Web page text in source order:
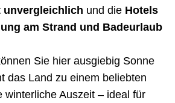
unvergleichlich und die Hotels
am Strand und Badeurlaub
Sie hier ausgiebig Sonne
das Land zu einem beliebten
winterliche Auszeit – ideal für